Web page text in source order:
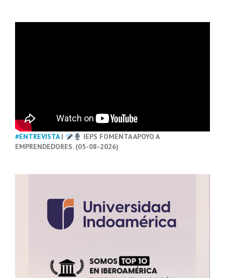
#ENTREVISTA|
IEPS FOMENTA APOYO A
EMPRENDEDORES. (05-08-2026)